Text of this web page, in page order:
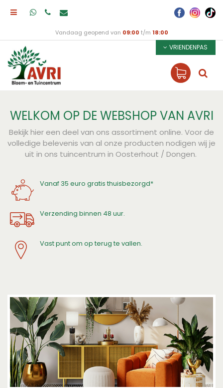
Vandaag geopend van 09:00 t/m 18:00
VRIENDENPAS
WELKOM OP DE WEBSHOP VAN AVRI
Bekijk hier een deel van ons assortiment online. Voor de
volledige belevenis van al onze producten nodigen wij je
uit in ons tuincentrum in Oosterhout / Dongen.
Vanaf 35 euro gratis thuisbezorgd*
Verzending binnen 48 uur.
Vast punt om op terug te vallen.